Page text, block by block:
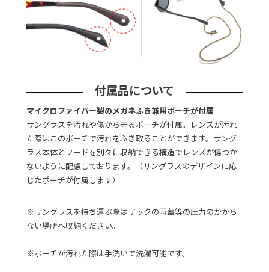
付属品について
マイクロファイバー製のメガネふき兼用ポーチが付属
サングラスを汚れや傷から守るポーチが付属。レンズが汚れ
た際はこのポーチで汚れをふき取ることができます。サング
ラス本体とフードを別々に収納できる構造でレンズが傷つか
ないように配慮しております。（サングラスのデザインに応
じたポーチが付属します）
※サングラスを持ち運ぶ際はザックの雨蓋等の圧力のかから
ない場所へ収納ください。
※ポーチが汚れた際は手洗いで洗濯可能です。